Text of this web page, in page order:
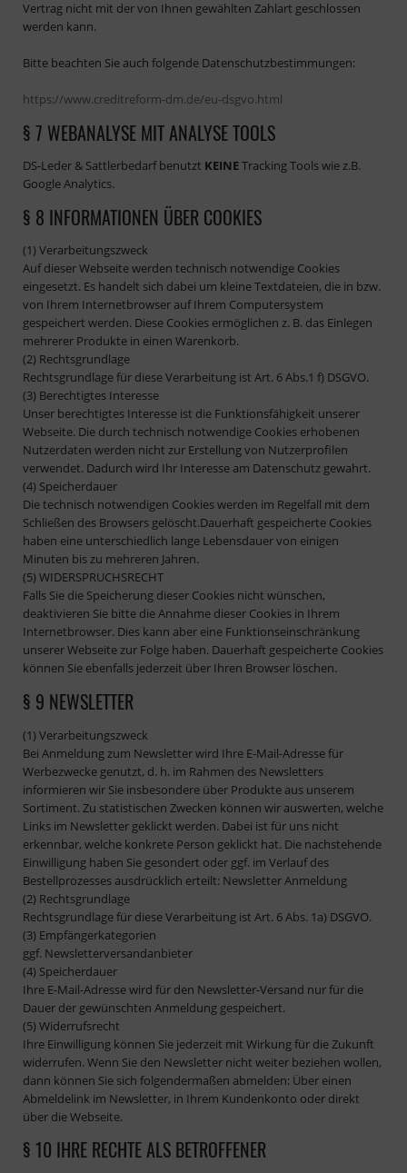
Vertrag nicht mit der von Ihnen gewählten Zahlart geschlossen
werden kann.
Bitte beachten Sie auch folgende Datenschutzbestimmungen:
https://www.creditreform-dm.de/eu-dsgvo.html
§ 7 WEBANALYSE MIT ANALYSE TOOLS
DS-Leder & Sattlerbedarf benutzt KEINETracking Tools wie z.B.
Google Analytics.
§ 8 INFORMATIONEN ÜBER COOKIES
(1) Verarbeitungszweck
Auf dieser Webseite werden technisch notwendige Cookies
eingesetzt. Es handelt sich dabei um kleine Textdateien, die in bzw.
von Ihrem Internetbrowser auf Ihrem Computersystem
gespeichert werden. Diese Cookies ermöglichen z. B. das Einlegen
mehrerer Produkte in einen Warenkorb.
(2) Rechtsgrundlage
Rechtsgrundlage für diese Verarbeitung ist Art. 6 Abs.1 f) DSGVO.
(3) Berechtigtes Interesse
Unser berechtigtes Interesse ist die Funktionsfähigkeit unserer
Webseite. Die durch technisch notwendige Cookies erhobenen
Nutzerdaten werden nicht zur Erstellung von Nutzerprofilen
verwendet. Dadurch wird Ihr Interesse am Datenschutz gewahrt.
(4) Speicherdauer
Die technisch notwendigen Cookies werden im Regelfall mit dem
Schließen des Browsers gelöscht.Dauerhaft gespeicherte Cookies
haben eine unterschiedlich lange Lebensdauer von einigen
Minuten bis zu mehreren Jahren.
(5) WIDERSPRUCHSRECHT
Falls Sie die Speicherung dieser Cookies nicht wünschen,
deaktivieren Sie bitte die Annahme dieser Cookies in Ihrem
Internetbrowser. Dies kann aber eine Funktionseinschränkung
unserer Webseite zur Folge haben. Dauerhaft gespeicherte Cookies
können Sie ebenfalls jederzeit über Ihren Browser löschen.
§ 9 NEWSLETTER
(1) Verarbeitungszweck
Bei Anmeldung zum Newsletter wird Ihre E-Mail-Adresse für
Werbezwecke genutzt, d. h. im Rahmen des Newsletters
informieren wir Sie insbesondere über Produkte aus unserem
Sortiment. Zu statistischen Zwecken können wir auswerten, welche
Links im Newsletter geklickt werden. Dabei ist für uns nicht
erkennbar, welche konkrete Person geklickt hat. Die nachstehende
Einwilligung haben Sie gesondert oder ggf. im Verlauf des
Bestellprozesses ausdrücklich erteilt: Newsletter Anmeldung
(2) Rechtsgrundlage
Rechtsgrundlage für diese Verarbeitung ist Art. 6 Abs. 1a) DSGVO.
(3) Empfängerkategorien
ggf. Newsletterversandanbieter
(4) Speicherdauer
Ihre E-Mail-Adresse wird für den Newsletter-Versand nur für die
Dauer der gewünschten Anmeldung gespeichert.
(5) Widerrufsrecht
Ihre Einwilligung können Sie jederzeit mit Wirkung für die Zukunft
widerrufen. Wenn Sie den Newsletter nicht weiter beziehen wollen,
dann können Sie sich folgendermaßen abmelden: Über einen
Abmeldelink im Newsletter, in Ihrem Kundenkonto oder direkt
über die Webseite.
§ 10 IHRE RECHTE ALS BETROFFENER